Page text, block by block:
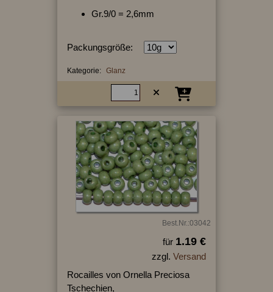
Gr.9/0 = 2,6mm
Packungsgröße:
Kategorie: Glanz
Best.Nr.:03042
für 1.19 €
zzgl. Versand
Rocailles von Ornella Preciosa
Tschechien,